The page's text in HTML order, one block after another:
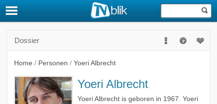
Dossier
Home / Personen / Yoeri Albrecht
Yoeri Albrecht
Yoeri Albrecht is geboren in 1967. Yoeri